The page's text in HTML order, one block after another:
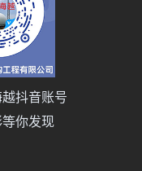
抖音账号
你发现